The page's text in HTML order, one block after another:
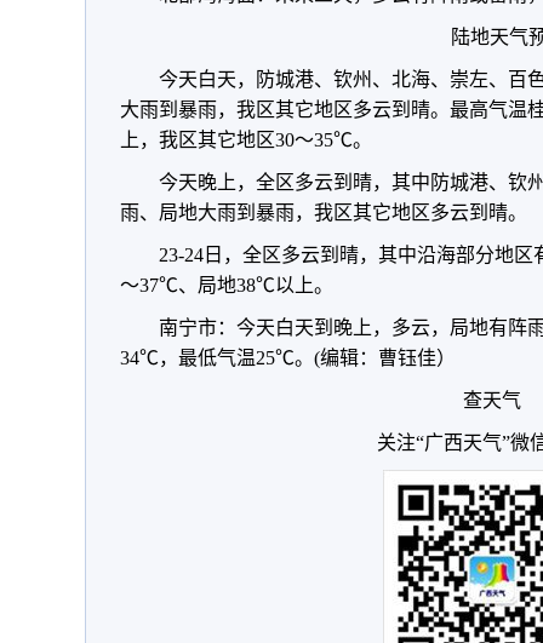
陆地天气
今天白天，防城港、钦州、北海、崇左、百
大雨到暴雨，我区其它地区多云到晴。最高气
上，我区其它地区30～35℃。
今天晚上，全区多云到晴，其中防城港、钦
雨、局地大雨到暴雨，我区其它地区多云到晴。
23-24日，全区多云到晴，其中沿海部分地
～37℃、局地38℃以上。
南宁市：今天白天到晚上，多云，局地有阵
34℃，最低气温25℃。(编辑：曹钰佳）
查天气
关注“广西天气”微